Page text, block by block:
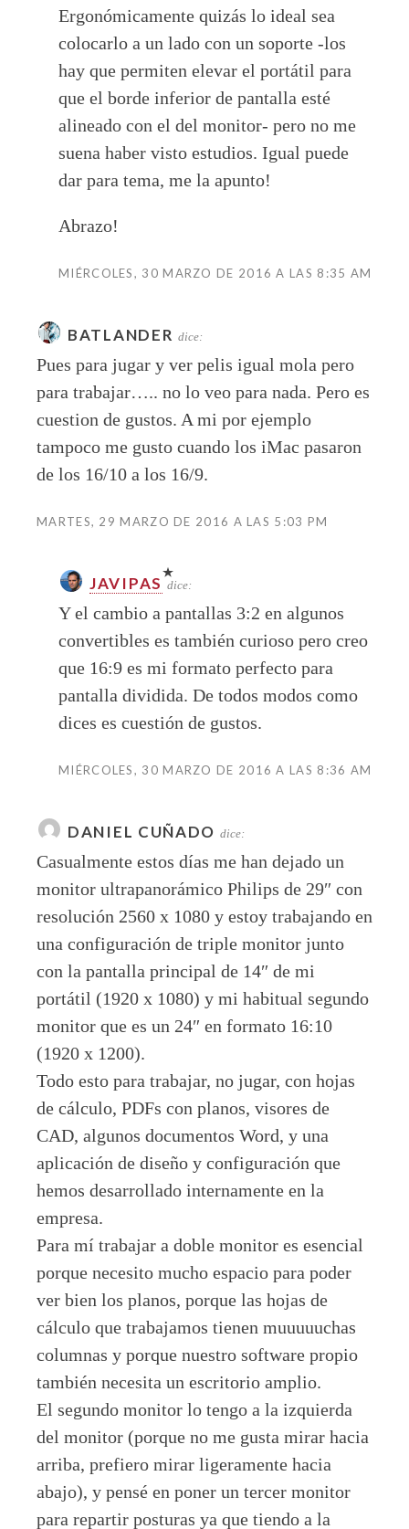
Ergonómicamente quizás lo ideal sea
colocarlo a un lado con un soporte -los
hay que permiten elevar el portátil para
que el borde inferior de pantalla esté
alineado con el del monitor- pero no me
suena haber visto estudios. Igual puede
dar para tema, me la apunto!
Abrazo!
MIÉRCOLES, 30 MARZO DE 2016 A LAS 8:35 AM
BATLANDER dice:
Pues para jugar y ver pelis igual mola pero
para trabajar….. no lo veo para nada. Pero es
cuestion de gustos. A mi por ejemplo
tampoco me gusto cuando los iMac pasaron
de los 16/10 a los 16/9.
MARTES, 29 MARZO DE 2016 A LAS 5:03 PM
JAVIPAS dice:
Y el cambio a pantallas 3:2 en algunos
convertibles es también curioso pero creo
que 16:9 es mi formato perfecto para
pantalla dividida. De todos modos como
dices es cuestión de gustos.
MIÉRCOLES, 30 MARZO DE 2016 A LAS 8:36 AM
DANIEL CUÑADO dice:
Casualmente estos días me han dejado un
monitor ultrapanorámico Philips de 29″ con
resolución 2560 x 1080 y estoy trabajando en
una configuración de triple monitor junto
con la pantalla principal de 14″ de mi
portátil (1920 x 1080) y mi habitual segundo
monitor que es un 24″ en formato 16:10
(1920 x 1200).
Todo esto para trabajar, no jugar, con hojas
de cálculo, PDFs con planos, visores de
CAD, algunos documentos Word, y una
aplicación de diseño y configuración que
hemos desarrollado internamente en la
empresa.
Para mí trabajar a doble monitor es esencial
porque necesito mucho espacio para poder
ver bien los planos, porque las hojas de
cálculo que trabajamos tienen muuuuuchas
columnas y porque nuestro software propio
también necesita un escritorio amplio.
El segundo monitor lo tengo a la izquierda
del monitor (porque no me gusta mirar hacia
arriba, prefiero mirar ligeramente hacia
abajo), y pensé en poner un tercer monitor
para repartir posturas ya que tiendo a la